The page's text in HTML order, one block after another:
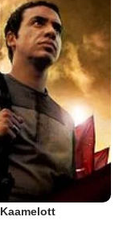
Kaamelott